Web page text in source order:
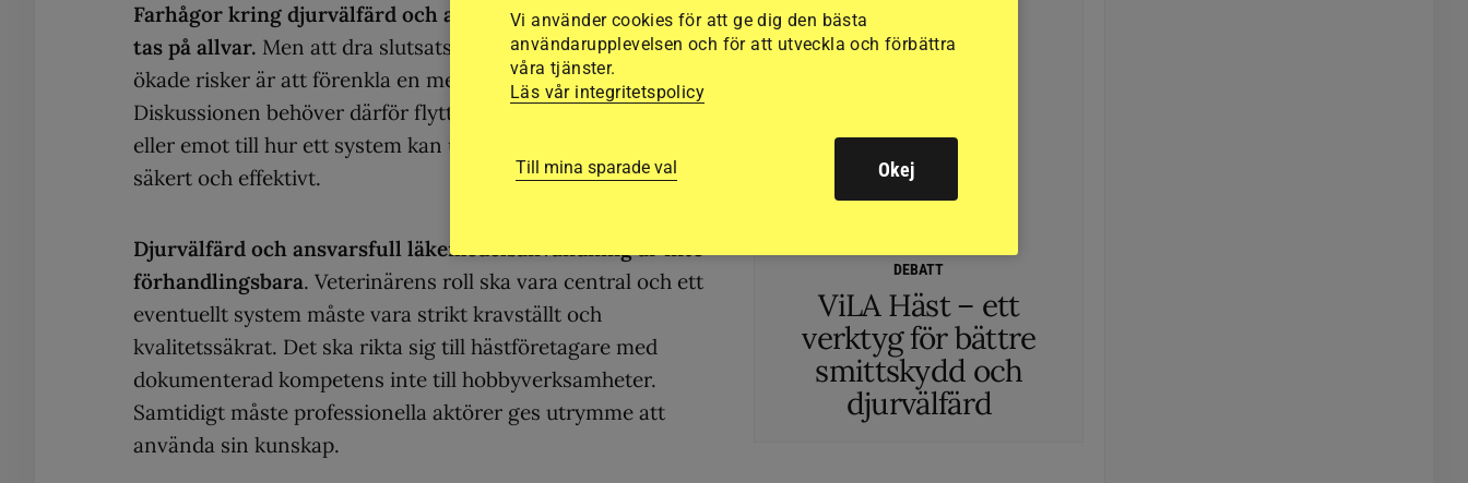
LÄS ÄVEN
DEBATT
ViLA Häst – ett
verktyg för bättre
smittskydd och
djurvälfärd
Farhågor kring djurvälfärd och antibiotikaanvändning ska
tas på allvar. Men att dra slutsatsen att ViLA i sig innebär
ökade risker är att förenkla en mer komplex fråga.
Diskussionen behöver därför flyttas från ett principiellt för
eller emot till hur ett system kan utformas så att det fungerar
säkert och effektivt.
Djurvälfärd och ansvarsfull läkemedelsanvändning är inte
förhandlingsbara. Veterinärens roll ska vara central och ett
eventuellt system måste vara strikt kravställt och
kvalitetssäkrat. Det ska rikta sig till hästföretagare med
dokumenterad kompetens inte till hobbyverksamheter.
Samtidigt måste professionella aktörer ges utrymme att
använda sin kunskap.
Vi använder cookies för att ge dig den bästa
användarupplevelsen och för att utveckla och förbättra
våra tjänster.
Läs vår integritetspolicy
Till mina sparade val Okej